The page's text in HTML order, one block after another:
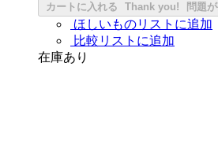
カートに入れる Thank you! 問題
ほしいものリストに追加
比較リストに追加
在庫あり